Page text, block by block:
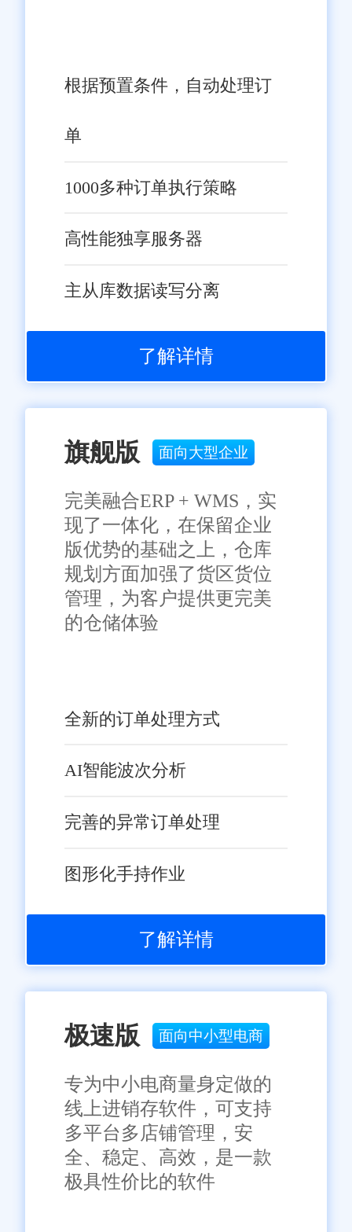
根据预置条件，自动处理订
单
1000多种订单执行策略
高性能独享服务器
主从库数据读写分离
了解详情
旗舰版 面向大型企业
完美融合ERP + WMS，实
现了一体化，在保留企业
版优势的基础之上，仓库
规划方面加强了货区货位
管理，为客户提供更完美
的仓储体验
全新的订单处理方式
AI智能波次分析
完善的异常订单处理
图形化手持作业
了解详情
极速版 面向中小型电商
专为中小电商量身定做的
线上进销存软件，可支持
多平台多店铺管理，安
全、稳定、高效，是一款
极具性价比的软件